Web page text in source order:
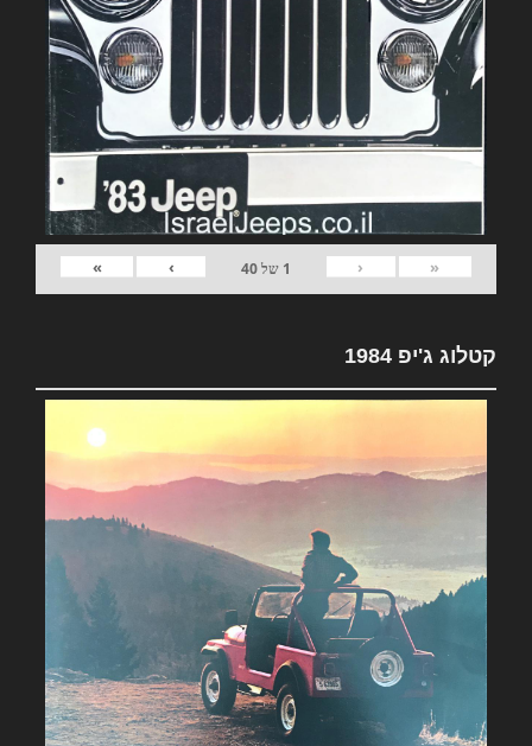
«
‹
1 של40
›
»
קטלוג ג'יפ 1984